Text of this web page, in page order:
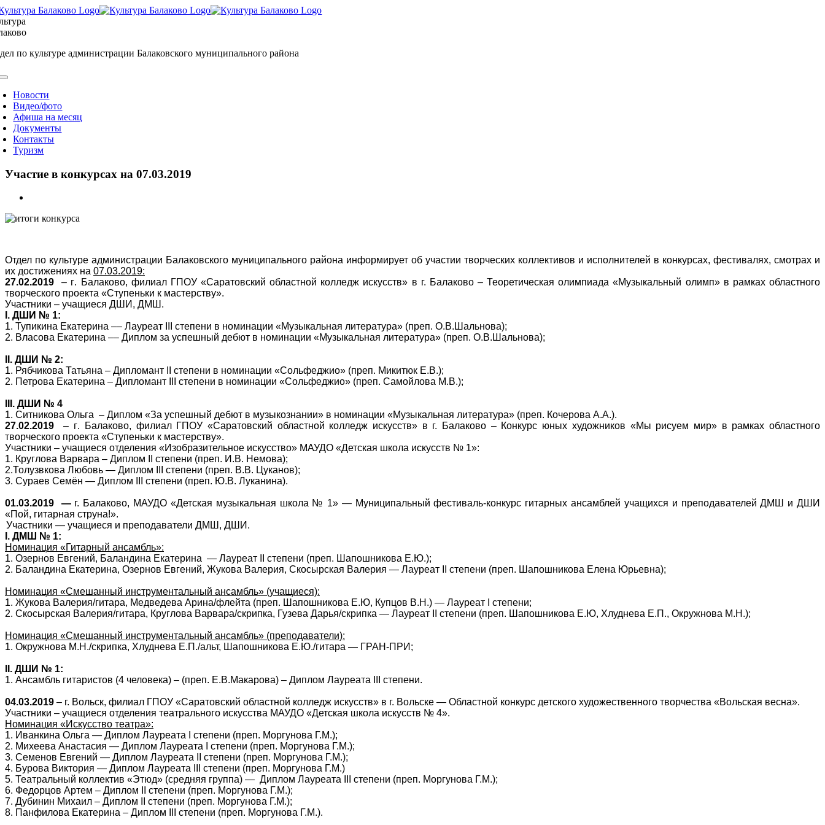
Skip
to
content
по культуре администрации Балаковского муниципального района
Новости
Видео/фото
Афиша на месяц
Документы
Контакты
Туризм
Участие в конкурсах на 07.03.2019
Image
Отдел по культуре администрации Балаковского муниципального района информирует об участии творческих коллективов и исполнителей в конкурсах, фестивалях, смотрах и
их достижениях на 07.03.2019:
27.02.2019
– г. Балаково, филиал ГПОУ «Саратовский областной колледж искусств» в г. Балаково–Теоретическая олимпиада «Музыкальный олимп» в рамках областного
творческого проекта «Ступеньки к мастерству».
Участники – учащиеся ДШИ, ДМШ.
. ДШИ № 1:
1. Тупикина Екатерина –– Лауреат степени в номинации «Музыкальная литература» (преп. О.В.Шальнова);
2. Власова Екатерина –– Диплом за успешный дебют в номинации «Музыкальная литература» (преп. О.В.Шальнова);
. ДШИ № 2:
1. Рябчикова Татьяна – Дипломант
степени в номинации «Сольфеджио» (преп. Микитюк Е.В.);
2. Петрова Екатерина – Дипломант степени в номинации «Сольфеджио» (преп. Самойлова М.В.);
. ДШИ № 4
1. Ситникова Ольга – Диплом «За успешный дебют в музыкознании» в номинации «Музыкальная литература» (преп. Кочерова А.А.).
27.02.2019
– г. Балаково, филиал ГПОУ «Саратовский областной колледж искусств» в г. Балаково – Конкурс юных художников «Мы рисуем мир» в рамках областного
творческого проекта «Ступеньки к мастерству».
Участники – учащиеся отделения «Изобразительное искусство» МАУДО «Детская школа искусств № 1»:
1. Круглова Варвара – Диплом степени (преп. И.В. Немова);
2.Толузвкова Любовь — Диплом
степени (преп. В.В. Цуканов);
3. Сураев Семён — Диплом
степени (преп. Ю.В. Луканина).
01.03.2019 —г. Балаково, МАУДО «Детская музыкальная школа № 1» — Муниципальный фестиваль-конкурс гитарных ансамблей учащихся и преподавателей ДМШ и ДШИ
«Пой, гитарная струна!».
Участники — учащиеся и преподаватели ДМШ, ДШИ.
. ДМШ № 1:
Номинация «Гитарный ансамбль»:
1. Озернов Евгений, Баландина Екатерина — Лауреат II степени (преп. Шапошникова Е.Ю.);
2. Баландина Екатерина, Озернов Евгений, Жукова Валерия, Скосырская Валерия — Лауреат II степени (преп. Шапошникова Елена Юрьевна);
Номинация «Смешанный инструментальный ансамбль» (учащиеся):
1. Жукова Валерия/гитара, Медведева Арина/флейта (преп. Шапошникова Е.Ю, Купцов В.Н.) — Лауреат I степени;
2. Скосырская Валерия/гитара, Круглова Варвара/скрипка, Гузева Дарья/скрипка — Лауреат II степени (преп. Шапошникова Е.Ю, Хлуднева Е.П., Окружнова М.Н.);
Номинация «Смешанный инструментальный ансамбль» (преподаватели):
1. Окружнова М.Н./скрипка, Хлуднева Е.П./альт, Шапошникова Е.Ю./гитара — ГРАН-ПРИ;
. ДШИ № 1:
1. Ансамбль гитаристов (4 человека) – (преп. Е.В.Макарова) – Диплом Лауреата
степени.
04.03.2019 – г. Вольск, филиал ГПОУ «Саратовский областной колледж искусств» в г. Вольске — Областной конкурс детского художественного творчества «Вольская весна».
Участники – учащиеся отделения театрального искусства МАУДО «Детская школа искусств № 4».
Номинация «Искусство театра»:
1. Иванкина Ольга — Диплом Лауреата
степени (преп. Моргунова Г.М.);
2. Михеева Анастасия — Диплом Лауреата
степени (преп. Моргунова Г.М.);
3. Семенов Евгений — Диплом Лауреата
степени (преп. Моргунова Г.М.);
4. Бурова Виктория — Диплом Лауреата
степени (преп. Моргунова Г.М.)
5. Театральный коллектив «Этюд» (средняя группа) — Диплом Лауреата
степени (преп. Моргунова Г.М.);
6. Федорцов Артем – Диплом
степени (преп. Моргунова Г.М.);
7. Дубинин Михаил – Диплом
степени (преп. Моргунова Г.М.);
8. Панфилова Екатерина – Диплом
степени (преп. Моргунова Г.М.).